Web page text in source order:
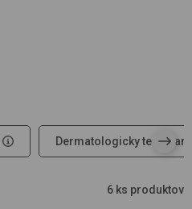
Dermatologicky
6 ks produktov